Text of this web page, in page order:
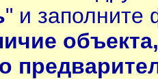
" и заполните